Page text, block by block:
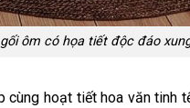
ôm có họa tiết độc đáo
hoạt tiết hoa văn tinh